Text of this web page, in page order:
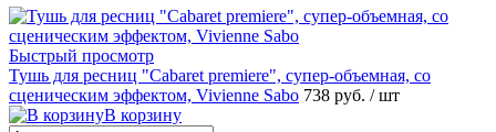
Быстрый просмотр
Тушь для ресниц "Cabaret premiere", супер-объемная, со
сценическим эффектом, Vivienne Sabo 738 руб. / шт
В корзину